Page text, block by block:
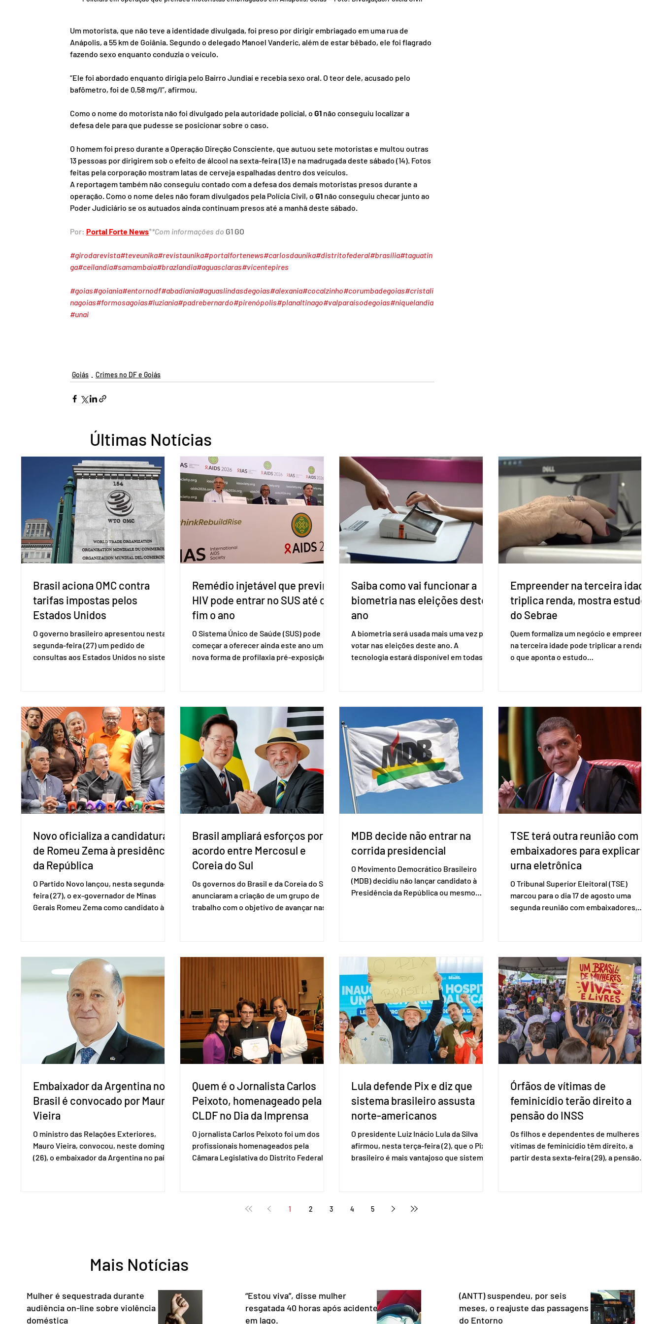
Um motorista, que não teve a identidade divulgada, foi preso por dirigir embriagado em uma rua de
Anápolis, a 55 km de Goiânia. Segundo o delegado Manoel Vanderic, além de estar bêbado, ele foi flagrado
fazendo sexo enquanto conduzia o veículo.
“Ele foi abordado enquanto dirigia pelo Bairro Jundiaí e recebia sexo oral. O teor dele, acusado pelo
bafômetro, foi de 0,58 mg/l”, afirmou.
Como o nome do motorista não foi divulgado pela autoridade policial, o G1 não conseguiu localizar a
defesa dele para que pudesse se posicionar sobre o caso.
O homem foi preso durante a Operação Direção Consciente, que autuou sete motoristas e multou outras
13 pessoas por dirigirem sob o efeito de álcool na sexta-feira (13) e na madrugada deste sábado (14). Fotos
feitas pela corporação mostram latas de cerveja espalhadas dentro dos veículos.
A reportagem também não conseguiu contado com a defesa dos demais motoristas presos durante a
operação. Como o nome deles não foram divulgados pela Polícia Civil, o G1 não conseguiu checar junto ao
Poder Judiciário se os autuados ainda continuam presos até a manhã deste sábado.
Por: Portal Forte News**Com informações do G1 GO
#girodarevista#teveunika#revistaunika#portalfortenews#carlosdaunika#distritofederal#brasília#taguatin
ga#ceilandia#samambaia#brazlandia#aguasclaras#vicentepires
#goias#goiania#entornodf#abadiania#aguaslindasdegoias#alexania#cocalzinho#corumbadegoias#cristali
nagoias#formosagoias#luziania#padrebernardo#pirenópolis#planaltinago#valparaisodegoias#niquelandia
#unai
Goiás Crimes no DF e Goiás
Últimas Notícias
Brasil aciona OMC contra
tarifas impostas pelos
Estados Unidos
O governo brasileiro apresentou nesta
segunda-feira (27) um pedido de
consultas aos Estados Unidos no sistema
base na Seção 301 da Lei de Comércio de
1974. Segundo nota divulgada pelo
Ministério das Relações Exteriores, o
Brasil considera que as tarifas são
injustificadas e incompatíveis com as
obrigações assumidas pelos Estados
Unid
Remédio injetável que previne
HIV pode entrar no SUS até o
fim o ano
O Sistema Único de Saúde (SUS) pode
começar a oferecer ainda este ano uma
nova forma de profilaxia pré-exposição
e pode ser tomado a cada dois meses. O
pedido de inclusão vai ser encaminhado
pelo Ministério da Saúde à Comissão
Nacional de Incorporação de Novas
Tecnologias no SUS (Conitec) na semana
que vem. A Conitec é um colegiado
Saiba como vai funcionar a
biometria nas eleições deste
ano
A biometria será usada mais uma vez para
votar nas eleições deste ano. A
tecnologia estará disponível em todas as
Se o título estiver regular, o eleitor pode
votar mesmo sem ter realizado esse
cadastro. Neste caso, será exigido o
documento de identificação para acesso
à urna eletrônica. Se a urna eletrônica
não reconh
Empreender na terceira idade
triplica renda, mostra estudo
do Sebrae
Quem formaliza um negócio e empreende
na terceira idade pode triplicar a renda. É
o que aponta o estudo
Empresas (Sebrae), realizado a partir de
dados do Instituto Brasileiro de
Geografia e Estatística (IBGE). O estudo
do Sebrae mostra que, no quarto
trimestre de 2025, os empreendedores
60+ formalizados atingiram o maior
rendime
Novo oficializa a candidatura
de Romeu Zema à presidência
da República
O Partido Novo lançou, nesta segunda-
feira (27), o ex-governador de Minas
Gerais Romeu Zema como candidato à
vice-presidente. A convenção contou
com a presença do presidente nacional
do partido, Eduardo Ribeiro, e do senador
Eduardo Girão, filiado ao Novo desde
fevereiro de 2023. Formado em
administração de empresas pela Fundaç
Brasil ampliará esforços por
acordo entre Mercosul e
Coreia do Sul
Os governos do Brasil e da Coreia do Sul
anunciaram a criação de um grupo de
trabalho com o objetivo de avançar nas
“Decidimos criar um grupo de trabalho
que vai identificar sensibilidades dos
dois lados e evitar que elas sejam um
empecilho para a retomada das
negociações de um acordo do Mercosul
com a Coreia”, disse o presiden
MDB decide não entrar na
corrida presidencial
O Movimento Democrático Brasileiro
(MDB) decidiu não lançar candidato à
Presidência da República ou mesmo
formação de alianças no âmbito local. A
ideia, segundo o partido, é focar na
eleição de governadores e deputados
estaduais, além de fortalecer a bancada
no Congresso Nacional, com senad
TSE terá outra reunião com
embaixadores para explicar
urna eletrônica
O Tribunal Superior Eleitoral (TSE)
marcou para o dia 17 de agosto uma
segunda reunião com embaixadores,
sistema eleitoral do país. Segundo o
tribunal, o encontro ocorrerá na sede do
TSE e dará continuidade às ações de
transparência voltadas à comunidade
internacional. Nela, o presidente da
Corte, ministro Kássio Nunes Marques,
voltará a explic
Embaixador da Argentina no
Brasil é convocado por Mauro
Vieira
O ministro das Relações Exteriores,
Mauro Vieira, convocou, neste domingo
(26), o embaixador da Argentina no país,
Estado, às instituições democráticas,
Quem é o Jornalista Carlos
Peixoto, homenageado pela
CLDF no Dia da Imprensa
O jornalista Carlos Peixoto foi um dos
profissionais homenageados pela
Câmara Legislativa do Distrito Federal
deputada distrital Dra. Jane Klébia,
Lula defende Pix e diz que
sistema brasileiro assusta
norte-americanos
O presidente Luiz Inácio Lula da Silva
afirmou, nesta terça-feira (2), que o Pix
brasileiro é mais vantajoso que sistemas
Lula destacou as vantagens da
Órfãos de vítimas de
feminicídio terão direito a
pensão do INSS
Os filhos e dependentes de mulheres
vítimas de feminicídio têm direito, a
partir desta sexta-feira (29), a pensão
1 2 3 4 5
Mais Notícias
Mulher é sequestrada durante
audiência on-line sobre violência
doméstica
“Estou viva”, disse mulher
resgatada 40 horas após acidente
em lago.
(ANTT) suspendeu, por seis
meses, o reajuste das passagens
do Entorno